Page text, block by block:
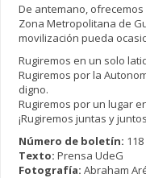
De antemano,
Zona Metropolitana de
movilización pueda
Rugiremos en un solo
Rugiremos por la
digno.
Rugiremos por un lugar
¡Rugiremos juntas y
Número de boletín: 118
Texto: Prensa UdeG
Fotografía: Abraham